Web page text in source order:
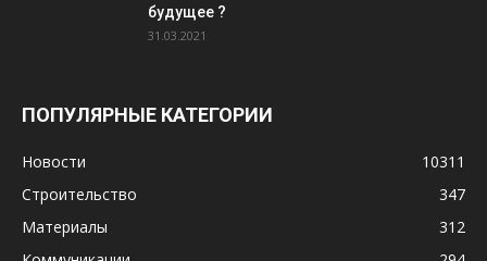
будущее ?
31.03.2021
ПОПУЛЯРНЫЕ КАТЕГОРИИ
Новости
10311
Строительство
347
Материалы
312